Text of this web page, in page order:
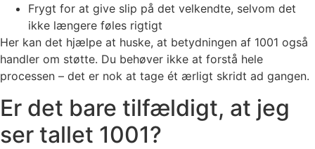
Frygt for at give slip på det velkendte, selvom det
ikke længere føles rigtigt
Her kan det hjælpe at huske, at betydningen af 1001 også
handler om støtte. Du behøver ikke at forstå hele
processen – det er nok at tage ét ærligt skridt ad gangen.
Er det bare tilfældigt, at jeg
ser tallet 1001?